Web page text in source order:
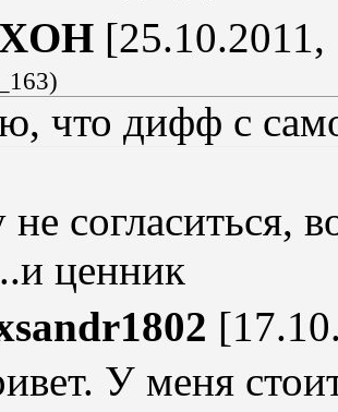
)
что дифф с
согласиться,
ценник
У меня